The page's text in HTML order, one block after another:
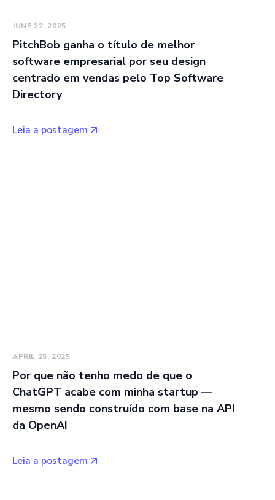
JUNE 22, 2025
PitchBob ganha o título de melhor
software empresarial por seu design
centrado em vendas pelo Top Software
Directory
Leia a postagem
APRIL 25, 2025
Por que não tenho medo de que o
ChatGPT acabe com minha startup —
mesmo sendo construído com base na API
da OpenAI
Leia a postagem